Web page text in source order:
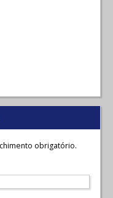
obrigatório.